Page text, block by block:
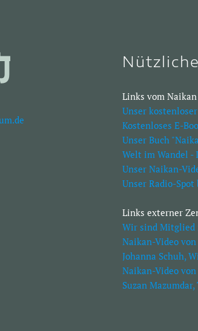
Links vom
Unser
Kostenloses E-
Unser Buch
Welt im Wandel -
Unser Naikan-
Unser Radio-
Links externer
Wir sind Mitglied
Naikan-Video
Johanna Schuh,
Naikan-Video
Suzan